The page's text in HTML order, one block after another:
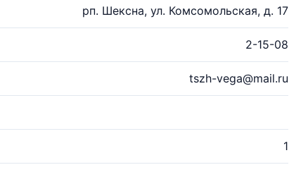
рп. Шексна, ул. Комсомольская, д. 17
2-15-08
tszh-vega@mail.ru
1